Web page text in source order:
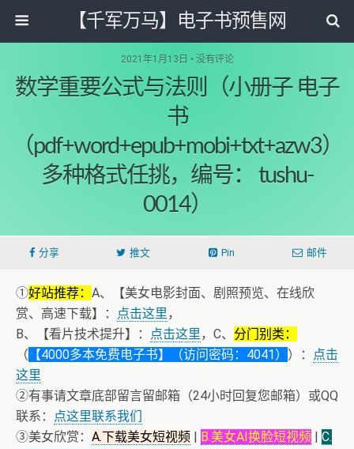
【千军万马】电子书预售网
2021年1月13日 • 没有评论
数学重要公式与法则（小册子 电子
书
（pdf+word+epub+mobi+txt+azw3）
多种格式任挑，编号： tushu-
0014）
分享 推文 Pin 邮件
①好站推荐： A、【美女电影封面、剧照预览、在线欣
赏、高速下载】：
点击这里，
B、【看片技术提升】：
点击这里，C、 分门别类：
（ 【4000多本免费电子书】（访问密码：4041） ）：
点击
这里
②有事请文章底部留言留邮箱（24小时回复您邮箱）或QQ
联系：
点这里联系我们
③美女欣赏： A.下载美女短视频 | B.美女AI换脸短视频 | C.